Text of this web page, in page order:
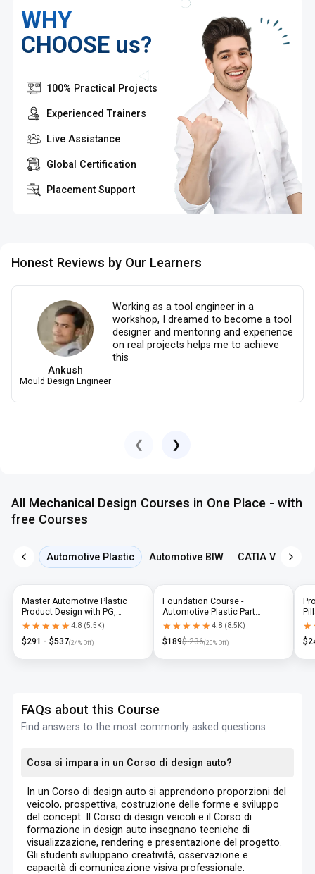
WHY
CHOOSE us?
100% Practical Projects
Experienced Trainers
Live Assistance
Global Certification
Placement Support
Honest Reviews by Our Learners
Ankush
Mould Design Engineer
Working as a tool engineer in a
workshop, I dreamed to become a tool
designer and mentoring and experience
on real projects helps me to achieve
this
❮ ❯
All Mechanical Design Courses in One Place - with
free Courses
Automotive Plastic Automotive BIW CATIA V5
Master Automotive Plastic
Product Design with PG,
Diploma & Industry-Level CAD
★★★★★
★★★★★4.8 (5.5K)
$291 - $537(24% Off)
Foundation Course -
Automotive Plastic Part
Design using CATIA V5 or UG-
★★★★★
★★★★★4.8 (8.5K)
$189$ 236(20% Off)
NX
$
FAQs about this Course
Find answers to the most commonly asked questions
Cosa si impara in un Corso di design auto?
In un Corso di design auto si apprendono proporzioni del
veicolo, prospettiva, costruzione delle forme e sviluppo
del concept. Il Corso di design veicoli e il Corso di
formazione in design auto insegnano tecniche di
visualizzazione, rendering e presentazione del progetto.
Gli studenti sviluppano creatività, osservazione e
capacità di comunicazione visiva professionale.